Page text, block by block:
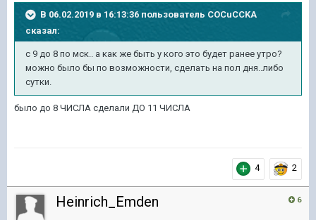
В 06.02.2019 в 16:13:36 пользователь COCuCCKA
сказал:
с 9 до 8 по мск.. а как же быть у кого это будет ранее утро?
можно было бы по возможности, сделать на пол дня..либо
сутки.
было до 8 ЧИСЛА сделали ДО 11 ЧИСЛА
4 2
6
Heinrich_Emden